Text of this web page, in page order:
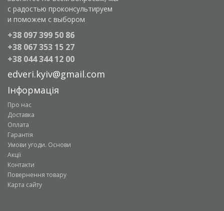
с радостью проконсультируем
и поможем с выбором
+38 097 399 50 86
+38 067 353 15 27
+38 044 344 12 00
edveri.kyiv@gmail.com
Інформація
Про нас
Доставка
Оплата
Гарантія
Умови угоди. Основи
Акції
Контакти
Повернення товару
Карта сайту